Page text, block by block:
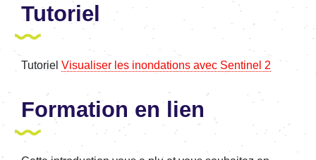
Tutoriel
Tutoriel Visualiser les inondations avec Sentinel 2
Formation en lien